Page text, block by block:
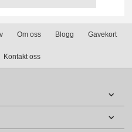
Om oss Blogg Gavekort
Kontakt oss